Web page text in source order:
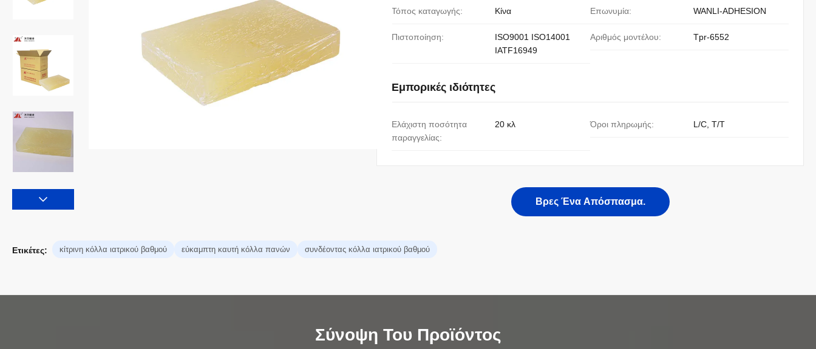
Τόπος καταγωγής: Κίνα Επωνυμία: WANLI-ADHESION
Πιστοποίηση:
ISO9001 ISO14001
IATF16949
Αριθμός μοντέλου: Tpr-6552
Εμπορικές ιδιότητες
Ελάχιστη ποσότητα
παραγγελίας:
20 κλ Όροι πληρωμής: L/C, T/T
Βρες Ένα Απόσπασμα.
Ετικέτες: κίτρινη κόλλα ιατρικού βαθμού εύκαμπτη καυτή κόλλα πανών συνδέοντας κόλλα ιατρικού βαθμού
Σύνοψη Του Προϊόντος